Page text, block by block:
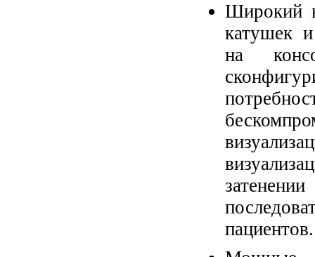
Широкий
катушек и
на
пациентов.